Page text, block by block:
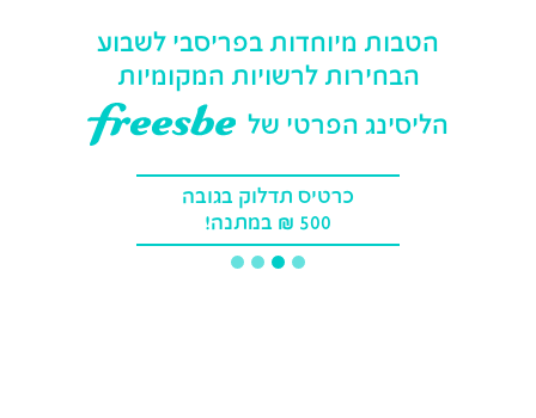
הטבות מיוחדות בפריסבי לשבוע
הבחירות לרשויות המקומיות
הליסינג הפרטי של
כרטיס תדלוק בגובה
500 ₪ במתנה!